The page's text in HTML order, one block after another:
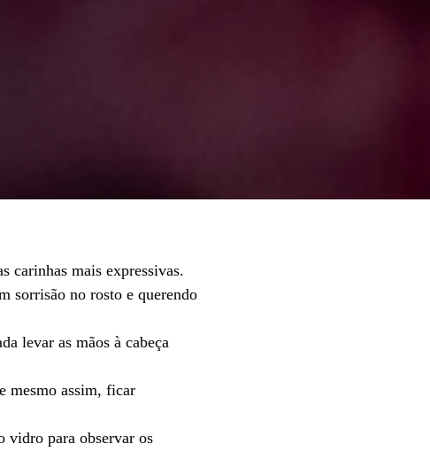
carinhas mais expressivas.
sorrisão no rosto e querendo
levar as mãos à cabeça
mesmo assim, ficar
vidro para observar os